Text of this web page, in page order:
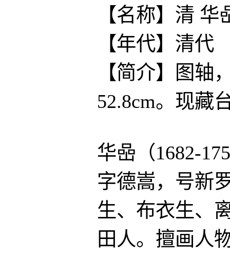
【名称】清
【年代】清代
【简介】图轴
52.8cm。现藏
华喦（1682-
字德嵩，号新
生、布衣生、
田人。擅画人